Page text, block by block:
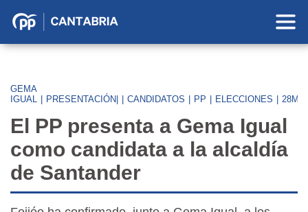
Partido
Cantabria
GEMA
IGUAL
PRESENTACIÓN| CANDIDATOS PP ELECCIONES 28M
El PP presenta a Gema Igual
como candidata a la alcaldía
de Santander